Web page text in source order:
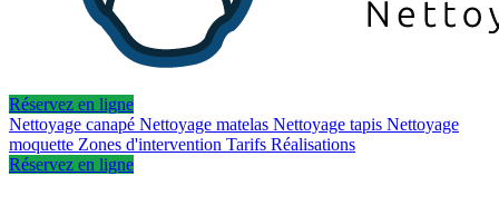
Réservez en ligne
Nettoyage canapé Nettoyage matelas Nettoyage tapis Nettoyage
moquette Zones d'intervention Tarifs Réalisations
Réservez en ligne